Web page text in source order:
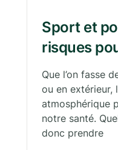
Sport et
risques
Que l’on fasse
ou en extérieur,
atmosphérique
notre santé.
donc prendre